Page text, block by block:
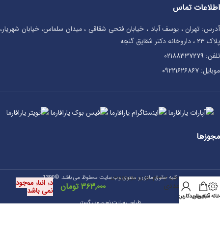
اطلاعات تماس
آدرس: تهران ، یوسف آباد ، خیابان فتحی شقاقی ، میدان سلماس، خیابان شهریار،
پلاک ۲۳ ، داروخانه دکتر شقایق گنجه
تلفن: ۰۲۱۸۸۳۳۷۲۷۹
موبایل: ۰۹۲۲۱۶۲۶۸۶۷
مجوزها
کلیه حقوق مادی و معنوی وب سایت محفوظ می باشد. ©1399
طراحی سایت نوین وب گستر
آنلاین
سبد خرید
حساب کاربری من
کپسول چشم اوژن یوروویتال
۶۰ عددی
۳۶۳,۰۰۰ تومان در انبار موجود
نمی باشد